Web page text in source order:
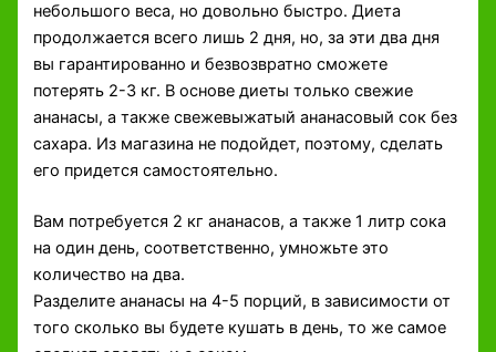
небольшого веса, но довольно быстро. Диета
продолжается всего лишь 2 дня, но, за эти два дня
вы гарантированно и безвозвратно сможете
потерять 2-3 кг. В основе диеты только свежие
ананасы, а также свежевыжатый ананасовый сок без
сахара. Из магазина не подойдет, поэтому, сделать
его придется самостоятельно.
Вам потребуется 2 кг ананасов, а также 1 литр сока
на один день, соответственно, умножьте это
количество на два.
Разделите ананасы на 4-5 порций, в зависимости от
того сколько вы будете кушать в день, то же самое